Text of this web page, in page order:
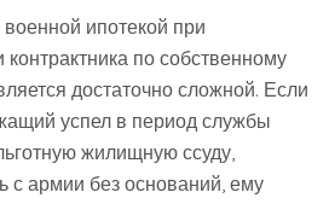
ипотекой при
контрактника по собственному
достаточно сложной. Если
успел в период службы
жилищную ссуду,
с армии без оснований, ему